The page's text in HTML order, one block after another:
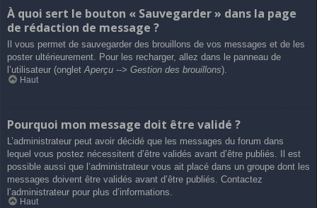
À quoi sert le bouton « Sauvegarder » dans la page
de rédaction de message ?
Il vous permet de sauvegarder des brouillons de vos messages et de les
poster ultérieurement. Pour les recharger, allez dans le panneau de
l’utilisateur (ongletAperçu --> Gestion des brouillons).
Haut
Pourquoi mon message doit être validé ?
L’administrateur peut avoir décidé que les messages du forum dans
lequel vous postez nécessitent d’être validés avant d’être publiés. Il est
possible aussi que l’administrateur vous ait placé dans un groupe dont les
messages doivent être validés avant d’être publiés. Contactez
l’administrateur pour plus d’informations.
Haut